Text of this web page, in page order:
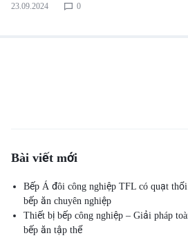
23.09.2024 0
Bài viết mới
Bếp Á đôi công nghiệp TFL có quạt
bếp ăn chuyên nghiệp
Thiết bị bếp công nghiệp – Giải pháp
bếp ăn tập thể